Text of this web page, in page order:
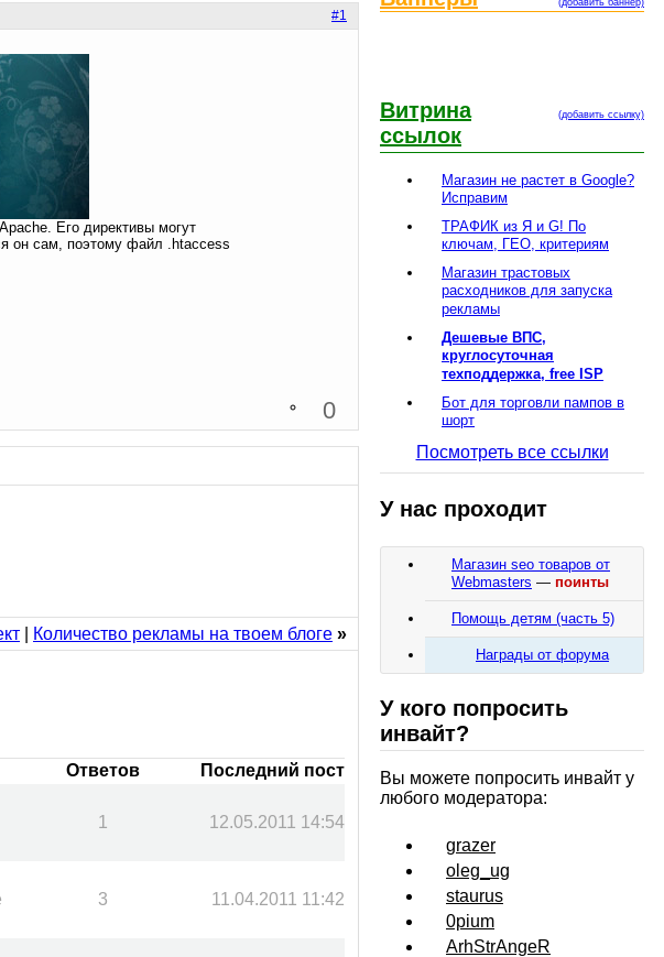
#1
Его директивы могут
он сам, поэтому файл .htaccess
0
Количество рекламы на твоем блоге »
Ответов Последний пост
1 12.05.2011 14:54
3 11.04.2011 11:42
(добавить ссылку)
Витрина
ссылок
Магазин не растет в Google?
Исправим
ТРАФИК из Я и G! По
ключам, ГЕО, критериям
Магазин трастовых
расходников для запуска
рекламы
Дешевые ВПС,
круглосуточная
техподдержка, free ISP
Бот для торговли пампов в
шорт
Посмотреть все ссылки
У нас проходит
Магазин seo товаров от
Webmasters — поинты
Помощь детям (часть 5)
Награды от форума
У кого попросить
инвайт?
Вы можете попросить инвайт у
любого модератора:
grazer
oleg_ug
staurus
0pium
ArhStrAngeR